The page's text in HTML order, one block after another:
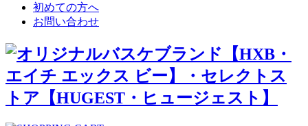
初めての方へ
お問い合わせ